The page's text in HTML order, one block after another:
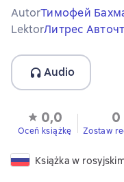
AutorТимофей
LektorЛитрес
Audio
0,0
Oceń książkę
0
Zostaw
Książka w